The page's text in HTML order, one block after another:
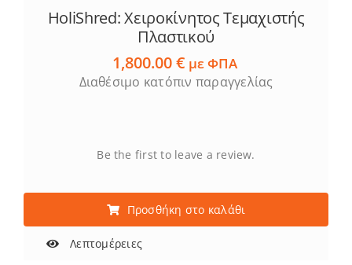
HoliShred: Χειροκίνητος Τεμαχιστής
Πλαστικού
1,800.00€ με ΦΠΑ
Διαθέσιμο κατόπιν παραγγελίας
Be the first to leave a review.
Προσθήκη στο καλάθι
Λεπτομέρειες